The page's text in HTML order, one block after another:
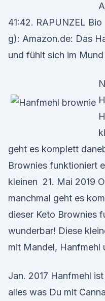
41:42. RAPUNZEL
g): Amazon.de: Das
und fühlt sich im
geht es komplett
Brownies funktioniert
kleinen 21. Mai 2019
manchmal geht es
dieser Keto Brownies
wunderbar! Diese
mit Mandel, Hanfmehl
Jan. 2017 Hanfmehl
alles was Du mit